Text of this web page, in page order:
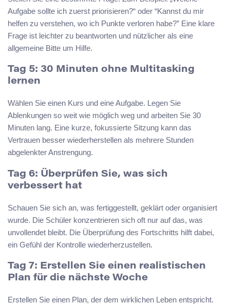
Aufgabe sollte ich zuerst priorisieren?“ oder “Kannst du mir
helfen zu verstehen, wo ich Punkte verloren habe?” Eine klare
Frage ist leichter zu beantworten und nützlicher als eine
allgemeine Bitte um Hilfe.
Tag 5: 30 Minuten ohne Multitasking
lernen
Wählen Sie einen Kurs und eine Aufgabe. Legen Sie
Ablenkungen so weit wie möglich weg und arbeiten Sie 30
Minuten lang. Eine kurze, fokussierte Sitzung kann das
Vertrauen besser wiederherstellen als mehrere Stunden
abgelenkter Anstrengung.
Tag 6: Überprüfen Sie, was sich
verbessert hat
Schauen Sie sich an, was fertiggestellt, geklärt oder organisiert
wurde. Die Schüler konzentrieren sich oft nur auf das, was
unvollendet bleibt. Die Überprüfung des Fortschritts hilft dabei,
ein Gefühl der Kontrolle wiederherzustellen.
Tag 7: Erstellen Sie einen realistischen
Plan für die nächste Woche
Erstellen Sie einen Plan, der dem wirklichen Leben entspricht.